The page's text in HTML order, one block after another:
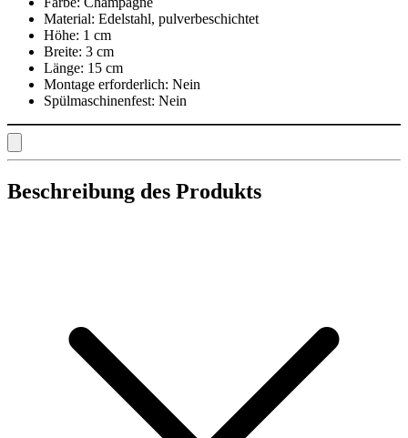
Material: Edelstahl, pulverbeschichtet
Höhe: 1 cm
Breite: 3 cm
Länge: 15 cm
Montage erforderlich: Nein
Spülmaschinenfest: Nein
Beschreibung des Produkts